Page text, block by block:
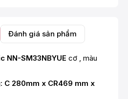
Đánh giá sản phẩm
NN-SM33NBYUE cơ , màu
C 280mm x CR469 mm x